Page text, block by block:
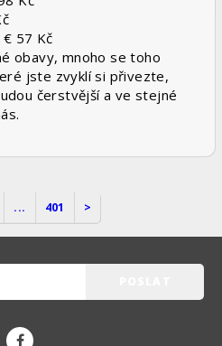
57 Kč
obavy, mnoho se toho
jste zvyklí si přivezte,
čerstvější a ve stejné
... 401 >